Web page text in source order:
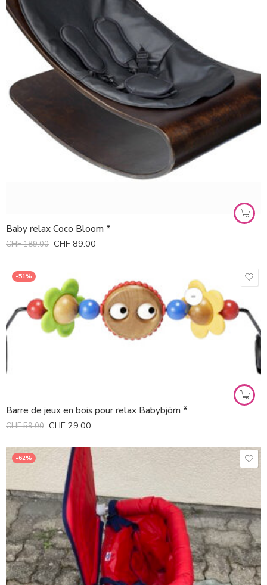
Baby relax Coco Bloom *
CHF189.00 CHF 89.00
-51%
Barre de jeux en bois pour relax Babybjörn *
CHF59.00 CHF 29.00
-62%